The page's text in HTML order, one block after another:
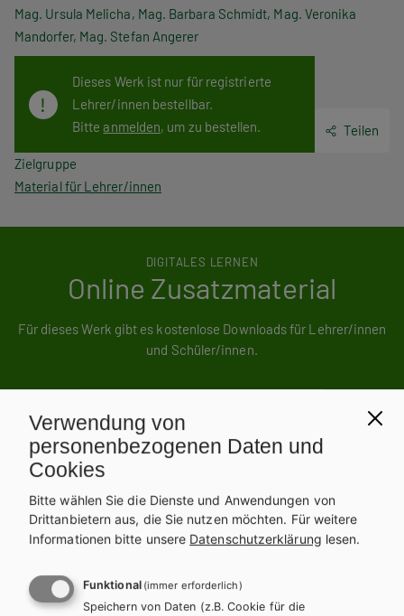
Mag. Ursula Melicha, Mag. Barbara Schmidt, Mag. Veronika
Mandorfer, Mag. Stefan Angerer
Dieses Werk ist nur für registrierte
Lehrer/innen bestellbar.
Bitteanmelden, um zu bestellen. Teilen
Zielgruppe
Material für Lehrer/innen
DIGITALES LERNEN
Online Zusatzmaterial
Für dieses Werk gibt es kostenlose Downloads für Lehrer/innen
und Schüler/innen.
ZUM ONLINE ZUSATZMATERIAL
Weitere Bände dieser
Schulbuchreihe
Verwendung von
personenbezogenen Daten und
Cookies
Bitte wählen Sie die Dienste und Anwendungen von
Drittanbietern aus, die Sie nutzen möchten. Für weitere
Informationen bitte unsere Datenschutzerklärung lesen.
Funktional (immer erforderlich)
Speichern von Daten (z.B. Cookie für die